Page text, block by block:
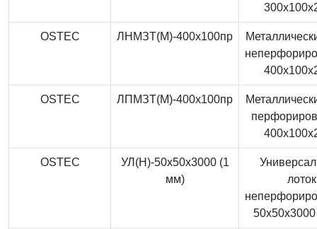
OSTEC ЛНМЗТ(М)-400x100пр
OSTEC ЛПМЗТ(М)-400x100пр
OSTEC
УЛ(Н)-50x50x3000 (1
мм)
лоток